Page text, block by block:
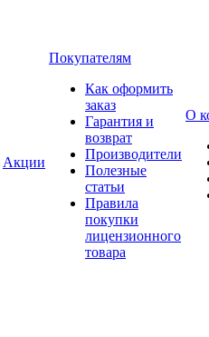
Акции
Покупателям
Как оформить
заказ
Гарантия и
возврат
Производители
Полезные
статьи
Правила
покупки
лицензионного
товара
О